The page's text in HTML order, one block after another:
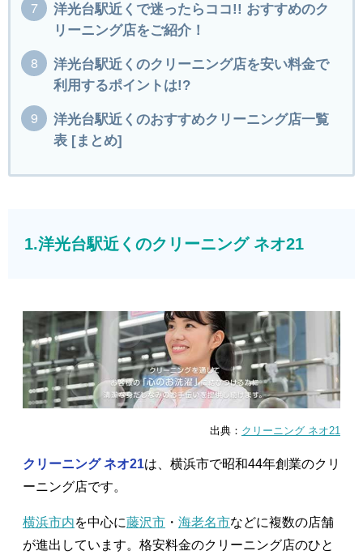
洋光台駅近くで迷ったらココ!! おすすめのク
リーニング店をご紹介！
洋光台駅近くのクリーニング店を安い料金で
利用するポイントは!?
洋光台駅近くのおすすめクリーニング店一覧
表 [まとめ]
1.洋光台駅近くのクリーニング ネオ21
出典： クリーニング ネオ21
クリーニング ネオ21は、横浜市で昭和44年創業のクリ
ーニング店です。
横浜市内を中心に藤沢市 ・ 海老名市などに複数の店舗
が進出しています。格安料金のクリーニング店のひと